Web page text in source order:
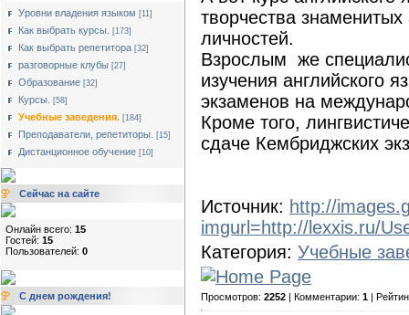
Уровни владения языком [11]
Как выбрать курсы. [173]
Как выбрать репетитора [32]
разговорные клубы [27]
Образование [32]
Курсы. [58]
Учебные заведения. [184]
Преподаватели, репетиторы. [15]
Дистанционное обучение [10]
Сейчас на сайте
Онлайн всего: 15
Гостей: 15
Пользователей: 0
С днем рождения!
творчества
личностей.
Взрослым же
изучения английского
экзаменов на
Кроме того,
сдаче Кембриджских
Источник: http://
imgurl=http://lexxis.ru/
Категория: Учебные
Просмотров: 2252 | Комментарии: 1 |